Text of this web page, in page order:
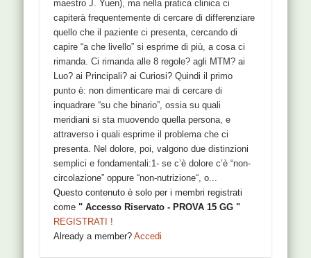
maestro J. Yuen), ma nella pratica clinica ci
capiterà frequentemente di cercare di differenziare
quello che il paziente ci presenta, cercando di
capire “a che livello” si esprime di più, a cosa ci
rimanda. Ci rimanda alle 8 regole? agli MTM? ai
Luo? ai Principali? ai Curiosi? Quindi il primo
punto è: non dimenticare mai di cercare di
inquadrare “su che binario”, ossia su quali
meridiani si sta muovendo quella persona, e
attraverso i quali esprime il problema che ci
presenta. Nel dolore, poi, valgono due distinzioni
semplici e fondamentali:1- se c’è dolore c’è “non-
circolazione” oppure “non-nutrizione“, o...
Questo contenuto è solo per i membri registrati
come" Accesso Riservato - PROVA 15 GG "
REGISTRATI !
Already a member?Accedi